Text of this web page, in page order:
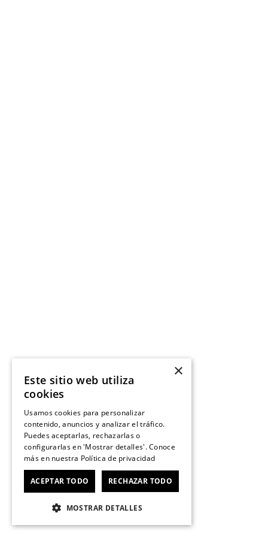
×
Este sitio web utiliza
cookies
Usamos cookies para personalizar
contenido, anuncios y analizar el tráfico.
Puedes aceptarlas, rechazarlas o
configurarlas en 'Mostrar detalles'. Conoce
más en nuestra Política de privacidad
ACEPTAR TODO RECHAZAR TODO
MOSTRAR DETALLES